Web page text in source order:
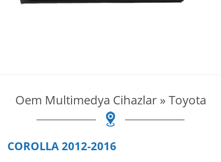
Oem Multimedya Cihazlar» Toyota
COROLLA 2012-2016